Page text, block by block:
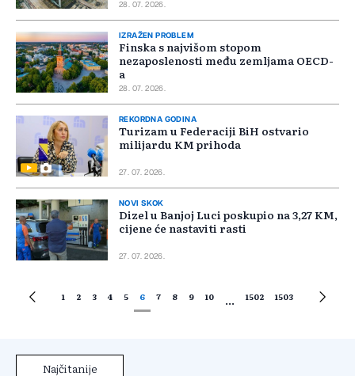
28. 07. 2026.
IZRAŽEN PROBLEM
Finska s najvišom stopom
nezaposlenosti među zemljama OECD-
a
28. 07. 2026.
REKORDNA GODINA
Turizam u Federaciji BiH ostvario
milijardu KM prihoda
27. 07. 2026.
NOVI SKOK
Dizel u Banjoj Luci poskupio na 3,27 KM,
cijene će nastaviti rasti
27. 07. 2026.
1 2 3 4 5 6 7 8 9 10 ... 1502 1503
Najčitanije